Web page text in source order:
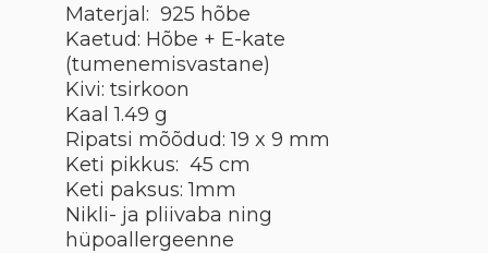
Materjal: 925 hõbe
Kaetud: Hõbe + E-kate
(tumenemisvastane)
Kivi: tsirkoon
Kaal 1.49 g
Ripatsi mõõdud: 19 x 9 mm
Keti pikkus: 45 cm
Keti paksus: 1mm
Nikli- ja pliivaba ning
hüpoallergeenne